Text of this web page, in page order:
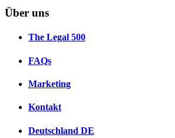
Über uns
The Legal 500
FAQs
Marketing
Kontakt
Deutschland DE